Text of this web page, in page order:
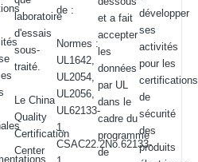
laboratoire
d'essais
sous-
traité.
Le China
Quality
Certification
Center
de :
Normes :
UL1642,
UL2054,
UL2056,
UL62133-
1,
CSAC22.2No.62133-
et a fait
accepter
les
données
par UL
dans le
cadre du
programme
de
développer
ses
activités
pour les
certifications
de
sécurité
des
produits